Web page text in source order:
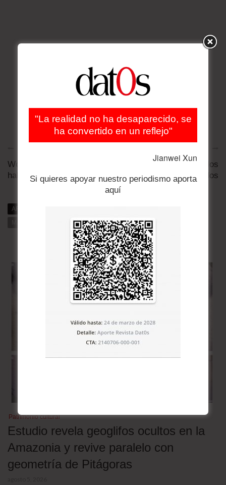
Woody Allen niega
haber abusado a su hija
Hollande viajó solo a los
Estados Unidos
ARTÍCULOS RELACIONADOS
MÁS DE LA CATEGORÍA
Patrimonio cultural
Estudio revela geoglifos ocultos en la
Amazonia y revive paralelo con
geometría de Pitágoras
"La realidad no ha desaparecido, se
ha convertido en un reflejo"
Jianwei Xun
Si quieres apoyar nuestro periodismo aporta
aquí